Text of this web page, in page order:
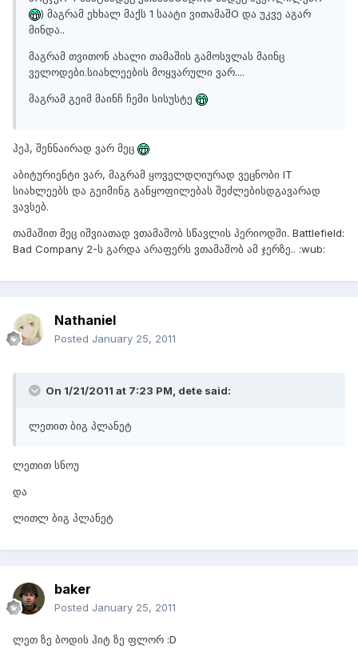
) მაგრამ ეხხალ მაქს 1 საატი ვითამაშO და უკვე აგარ
მინდა..
მაგრამ თვითონ ახალი თამაშის გამოსვლას მაინც
ველოდები.სიახლეების მოყვარული ვარ....
მაგრამ გეიმ მაინჩ ჩემი სისუსტე
ჰეჰ, შენნაირად ვარ მეც
აბიტურიენტი ვარ, მაგრამ ყოველდღიურად ვეცნობი IT
სიახლეებს და გეიმინგ განყოფილებას შეძლებისდგავარად
ვავსებ.
თამაშით მეც იშვიათად ვთამაშობ სწავლის პერიოდში. Battlefield:
Bad Company 2-ს გარდა არაფერს ვთამაშობ ამ ჯერზე.. :wub:
Nathaniel
Posted January 25, 2011
On 1/21/2011 at 7:23 PM, dete said:
ლეთით ბიგ პლანეტ
ლეთით სნოუ
და
ლითლ ბიგ პლანეტ
baker
Posted January 25, 2011
ლეთ ზე ბოდის ჰიტ ზე ფლორ :D